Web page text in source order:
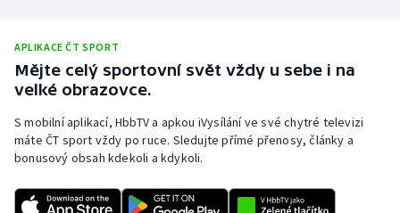
Rychlobruslení
Short track
Sportovní střelba
APLIKACE ČT SPORT
Mějte celý sportovní svět vždy u sebe i na
velké obrazovce.
S mobilní aplikací, HbbTV a apkou iVysílání ve své chytré televizi
máte ČT sport vždy po ruce. Sledujte přímé přenosy, články a
bonusový obsah kdekoli a kdykoli.